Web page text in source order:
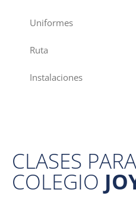
Uniformes
Ruta
Instalaciones
CLASES
COLEGIO